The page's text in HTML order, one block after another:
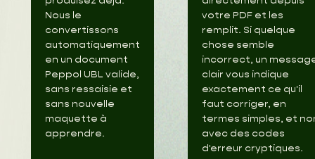
Nous le
convertissons
automatiquement
en un document
Peppol UBL valide,
sans ressaisie et
sans nouvelle
maquette à
apprendre.
votre PDF et les
remplit. Si quelque
chose semble
incorrect, un
clair vous indique
exactement ce qu'il
faut corriger, en
termes simples, et
avec des codes
d'erreur cryptiques.